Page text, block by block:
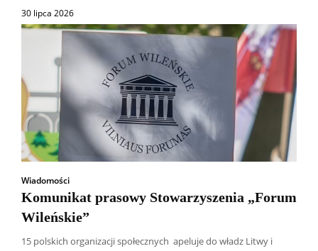
30 lipca 2026
Wiadomości
Komunikat prasowy Stowarzyszenia „Forum
Wileńskie”
15 polskich organizacji społecznych apeluje do władz Litwy i